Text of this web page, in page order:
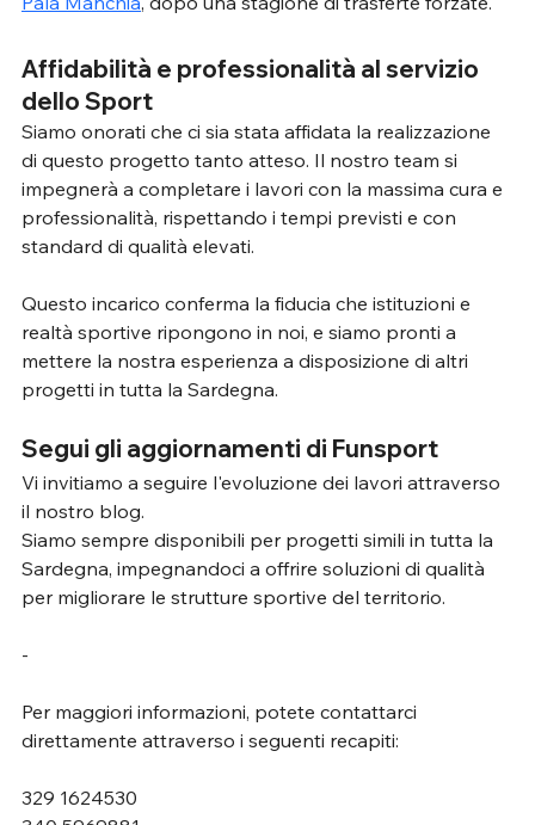
Affidabilità e professionalità al servizio
dello Sport
Siamo onorati che ci sia stata affidata la realizzazione
di questo progetto tanto atteso. Il nostro team si
impegnerà a completare i lavori con la massima cura e
professionalità, rispettando i tempi previsti e con
standard di qualità elevati.
Questo incarico conferma la fiducia che istituzioni e
realtà sportive ripongono in noi, e siamo pronti a
mettere la nostra esperienza a disposizione di altri
progetti in tutta la Sardegna.
Segui gli aggiornamenti di Funsport
Vi invitiamo a seguire l'evoluzione dei lavori attraverso
il nostro blog.
Siamo sempre disponibili per progetti simili in tutta la
Sardegna, impegnandoci a offrire soluzioni di qualità
per migliorare le strutture sportive del territorio.
-
Per maggiori informazioni, potete contattarci
direttamente attraverso i seguenti recapiti:
329 1624530